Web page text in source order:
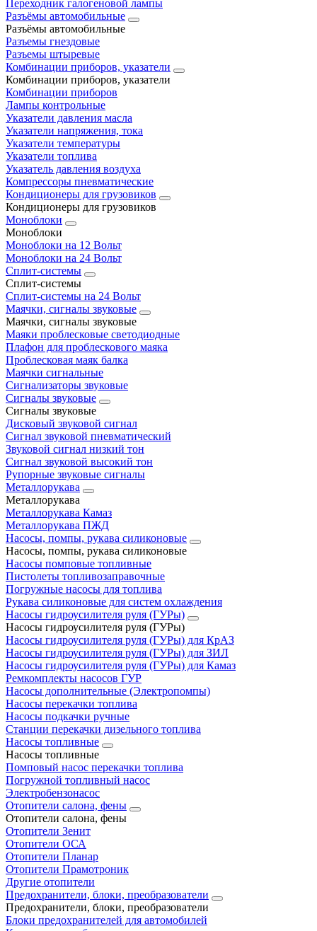
Переходник галогеновой лампы
Разъёмы автомобильные
Разъёмы автомобильные
Разъемы гнездовые
Разъемы штыревые
Комбинации приборов, указатели
Комбинации приборов, указатели
Комбинации приборов
Лампы контрольные
Указатели давления масла
Указатели напряжения, тока
Указатели температуры
Указатели топлива
Указатель давления воздуха
Компрессоры пневматические
Кондиционеры для грузовиков
Кондиционеры для грузовиков
Моноблоки
Моноблоки
Моноблоки на 12 Вольт
Моноблоки на 24 Вольт
Сплит-системы
Сплит-системы
Сплит‑системы на 24 Вольт
Маячки, сигналы звуковые
Маячки, сигналы звуковые
Маяки проблесковые светодиодные
Плафон для проблескового маяка
Проблесковая маяк балка
Маячки сигнальные
Сигнализаторы звуковые
Сигналы звуковые
Сигналы звуковые
Дисковый звуковой сигнал
Сигнал звуковой пневматический
Звуковой сигнал низкий тон
Сигнал звуковой высокий тон
Рупорные звуковые сигналы
Металлорукава
Металлорукава
Металлорукава Камаз
Металлорукава ПЖД
Насосы, помпы, рукава силиконовые
Насосы, помпы, рукава силиконовые
Насосы помповые топливные
Пистолеты топливозаправочные
Погружные насосы для топлива
Рукава силиконовые для систем охлаждения
Насосы гидроусилителя руля (ГУРы)
Насосы гидроусилителя руля (ГУРы)
Насосы гидроусилителя руля (ГУРы) для КрАЗ
Насосы гидроусилителя руля (ГУРы) для ЗИЛ
Насосы гидроусилителя руля (ГУРы) для Камаз
Ремкомплекты насосов ГУР
Насосы дополнительные (Электропомпы)
Насосы перекачки топлива
Насосы подкачки ручные
Станции перекачки дизельного топлива
Насосы топливные
Насосы топливные
Помповый насос перекачки топлива
Погружной топливный насос
Электробензонасос
Отопители салона, фены
Отопители салона, фены
Отопители Зенит
Отопители ОСА
Отопители Планар
Отопители Прамотроник
Другие отопители
Предохранители, блоки, преобразователи
Предохранители, блоки, преобразователи
Блоки предохранителей для автомобилей